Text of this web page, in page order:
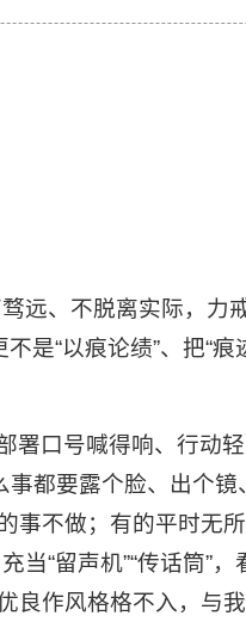
远、不脱离实际，力
是“以痕论绩”、把“痕
署口号喊得响、行动
都要露个脸、出个
事不做；有的平时无
“留声机”“传话筒”，
作风格格不入，与